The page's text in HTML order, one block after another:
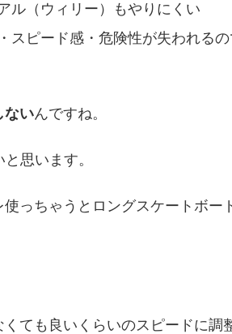
ル（ウィリー）もやりにくい
スピード感・危険性が失われるの
ないんですね。
思います。
っちゃうとロングスケートボー
ても良いくらいのスピードに調